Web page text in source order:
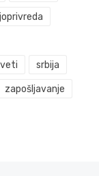
srbija
zapošljavanje